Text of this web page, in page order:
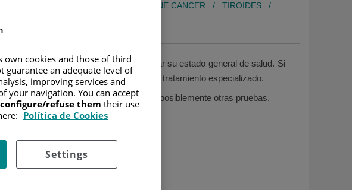
ENDOCRINE CANCER / TIROIDES /
análisis de sangre para comprobar su estado general de salud. Si
a un hospital para asesoramiento y tratamiento especializado.
Le harán un examen físico y posiblemente otras pruebas.
own cookies and those of third
guarantee an adequate level of
improving services and
your navigation. You can accept
configure/refuse them their use
Política de Cookies
Settings